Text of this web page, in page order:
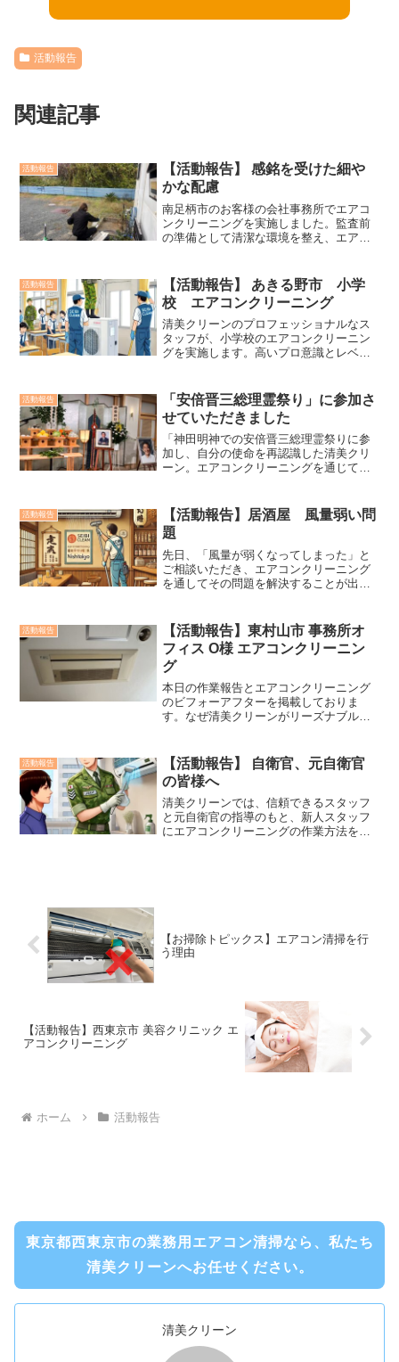
活動報告
関連記事
活動報告
【活動報告】 感銘を受けた細や
かな配慮
南足柄市のお客様の会社事務所でエアコ
ンクリーニングを実施しました。監査前
の準備として清潔な環境を整え、エアコ
お客様の期待に応えます。快適な環境を
提供するプロフェッショナルサービスで
す
活動報告
【活動報告】 あきる野市 小学
校 エアコンクリーニング
清美クリーンのプロフェッショナルなス
タッフが、小学校のエアコンクリーニン
グを実施します。高いプロ意識とレベル
す。未来ある子どもたちの安全と快適な
学習環境のために、常に「作業する意
味」を心がけます
活動報告
「安倍晋三総理霊祭り」に参加さ
せていただきました
「神田明神での安倍晋三総理霊祭りに参
加し、自分の使命を再認識した清美クリ
ーン。エアコンクリーニングを通じて単
に、安心で快適な生活環境の提供に努め
ています。」
活動報告
【活動報告】居酒屋 風量弱い問
題
先日、「風量が弱くなってしまった」と
ご相談いただき、エアコンクリーニング
を通してその問題を解決することが出来
間を提供します。
活動報告
【活動報告】東村山市 事務所オ
フィス O様 エアコンクリーニン
グ
本日の作業報告とエアコンクリーニング
のビフォーアフターを掲載しておりま
す。なぜ清美クリーンがリーズナブルな
活動報告
【活動報告】 自衛官、元自衛官
の皆様へ
清美クリーンでは、信頼できるスタッフ
と元自衛官の指導のもと、新人スタッフ
にエアコンクリーニングの作業方法を丁
高い作業意識で皆様にサービスをお届け
いたします。
【お掃除トピックス】エアコン清掃を行
う理由
【活動報告】西東京市 美容クリニック エ
アコンクリーニング
ホーム 活動報告
東京都西東京市の業務用エアコン清掃なら、私たち
清美クリーンへお任せください。
清美クリーン